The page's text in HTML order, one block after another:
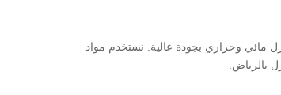
وحراري بجودة عالية. نستخدم مواد
بالرياض.